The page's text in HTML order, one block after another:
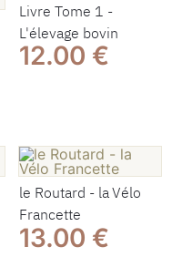
Livre Tome 1 -
L'élevage bovin
12.00 €
le Routard - la Vélo
Francette
13.00 €